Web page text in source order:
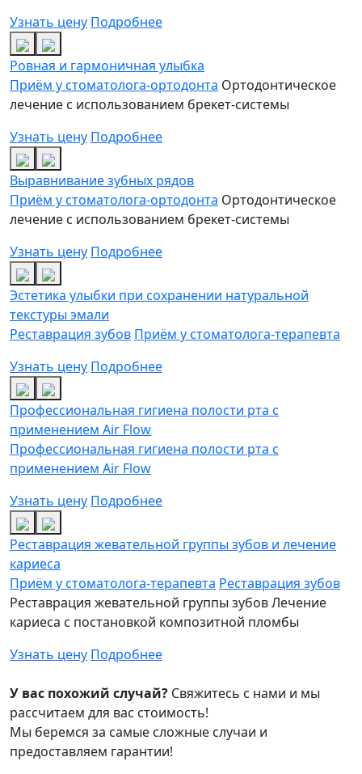
Узнать цену Подробнее
Ровная и гармоничная улыбка
Приём у стоматолога-ортодонта Ортодонтическое
лечение с использованием брекет-системы
Узнать цену Подробнее
Выравнивание зубных рядов
Приём у стоматолога-ортодонта Ортодонтическое
лечение с использованием брекет-системы
Узнать цену Подробнее
Эстетика улыбки при сохранении натуральной
текстуры эмали
Реставрация зубов Приём у стоматолога-терапевта
Узнать цену Подробнее
Профессиональная гигиена полости рта с
применением Air Flow
Профессиональная гигиена полости рта с
применением Air Flow
Узнать цену Подробнее
Реставрация жевательной группы зубов и лечение
кариеса
Приём у стоматолога-терапевта Реставрация зубов
Реставрация жевательной группы зубовЛечение
кариеса с постановкой композитной пломбы
Узнать цену Подробнее
У вас похожий случай? Свяжитесь с нами и мы
расcчитаем для вас стоимость!
Мы беремся за самые сложные случаи и
предоставляем гарантии!